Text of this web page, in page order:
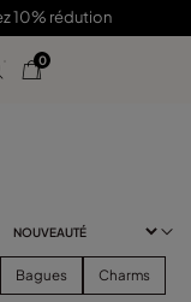
10% rédution
0
Bagues Charms